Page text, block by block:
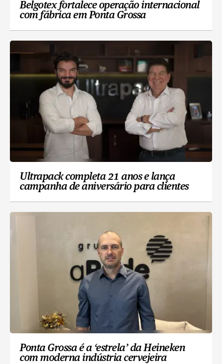
Belgotex fortalece operação internacional
com fábrica em Ponta Grossa
Ultrapack completa 21 anos e lança
campanha de aniversário para clientes
Ponta Grossa é a ‘estrela’ da Heineken
com moderna indústria cervejeira